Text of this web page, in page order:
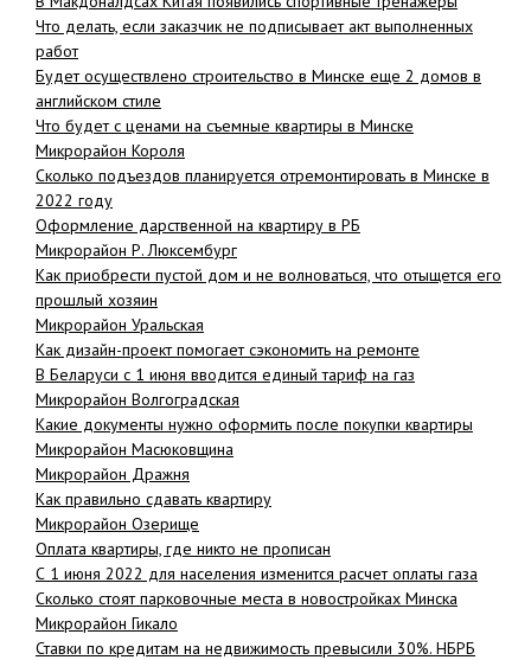
Что делать, если заказчик не подписывает акт выполненных
работ
Будет осуществлено строительство в Минске еще 2 домов в
английском стиле
Что будет с ценами на съемные квартиры в Минске
Микрорайон Короля
Сколько подъездов планируется отремонтировать в Минске в
2022 году
Оформление дарственной на квартиру в РБ
Микрорайон Р. Люксембург
Как приобрести пустой дом и не волноваться, что отыщется его
прошлый хозяин
Микрорайон Уральская
Как дизайн-проект помогает сэкономить на ремонте
В Беларуси с 1 июня вводится единый тариф на газ
Микрорайон Волгоградская
Какие документы нужно оформить после покупки квартиры
Микрорайон Масюковщина
Микрорайон Дражня
Как правильно сдавать квартиру
Микрорайон Озерище
Оплата квартиры, где никто не прописан
С 1 июня 2022 для населения изменится расчет оплаты газа
Сколько стоят парковочные места в новостройках Минска
Микрорайон Гикало
Ставки по кредитам на недвижимость превысили 30%. НБРБ